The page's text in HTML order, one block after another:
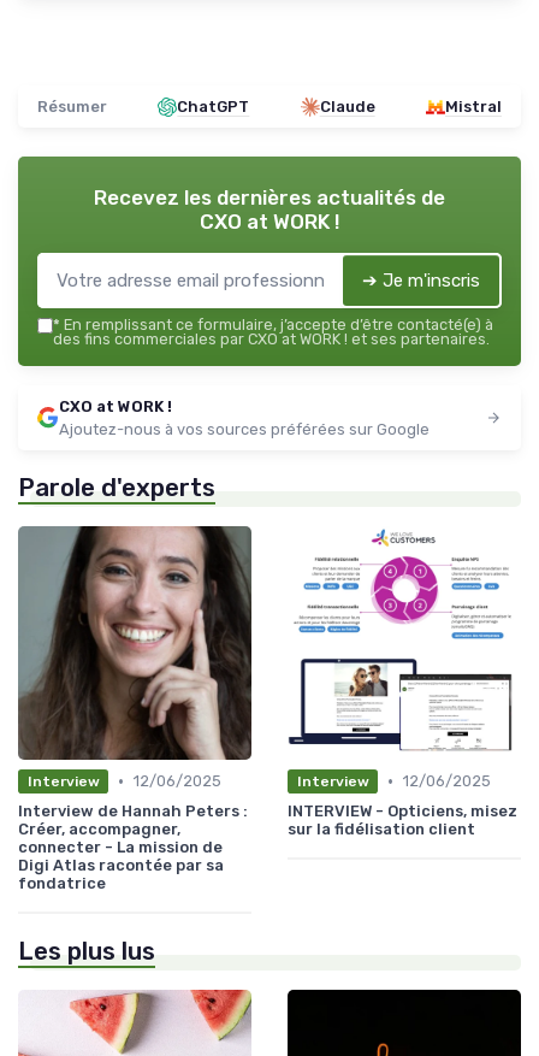
Résumer ChatGPT Claude Mistral
Recevez les dernières actualités de
CXO at WORK !
➔ Je m'inscris
* En remplissant ce formulaire, j’accepte d’être contacté(e) à
des fins commerciales par CXO at WORK ! et ses partenaires.
CXO at WORK !
Ajoutez-nous à vos sources préférées sur Google
Parole d'experts
Interview • 12/06/2025
Interview de Hannah Peters :
Créer, accompagner,
connecter - La mission de
Digi Atlas racontée par sa
fondatrice
Interview • 12/06/2025
INTERVIEW - Opticiens, misez
sur la fidélisation client
Les plus lus